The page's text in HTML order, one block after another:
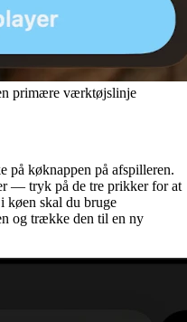
primære værktøjslinje
på køknappen på afspilleren.
— tryk på de tre prikker for at
køen skal du bruge
og trække den til en ny